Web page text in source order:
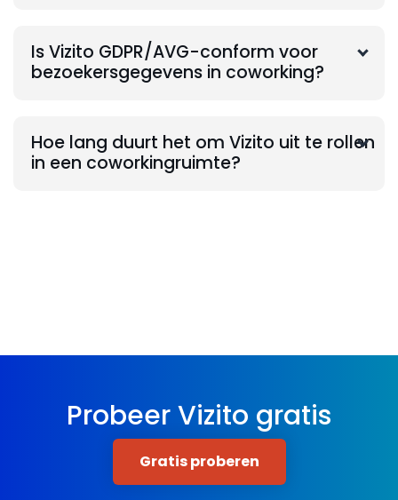
Is Vizito GDPR/AVG-conform voor
bezoekersgegevens in coworking?
Hoe lang duurt het om Vizito uit te rollen
in een coworkingruimte?
Probeer Vizito gratis
Gratis proberen